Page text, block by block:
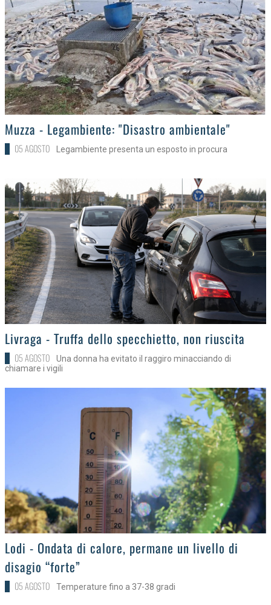
>Muzza - Legambiente: "Disastro ambientale"
05 AGOSTO Legambiente presenta un esposto in procura
>Livraga - Truffa dello specchietto, non riuscita
05 AGOSTO
Una donna ha evitato il raggiro minacciando di
chiamare i vigili
>Lodi - Ondata di calore, permane un livello di
disagio “forte”
05 AGOSTO Temperature fino a 37-38 gradi